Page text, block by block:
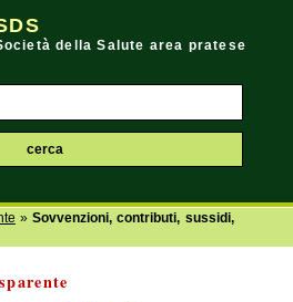
della Salute area pratese
»Sovvenzioni, contributi, sussidi,